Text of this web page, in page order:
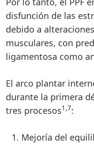
disfunción de las
debido a
musculares, con
ligamentosa como
El arco plantar
durante la primera
tres procesos1,7:
Mejoría del